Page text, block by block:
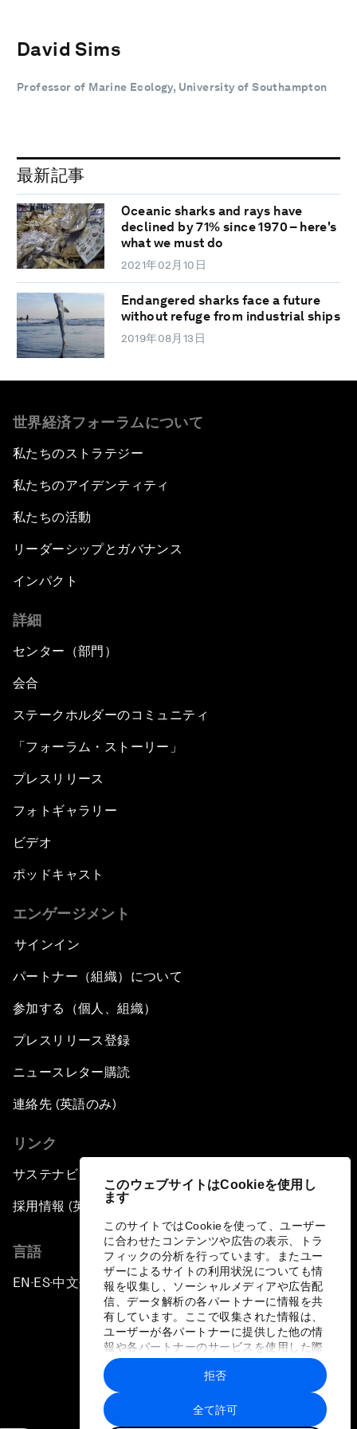
このウェブサイトはCookieを使用し
ます
このサイトではCookieを使って、ユーザー
に合わせたコンテンツや広告の表示、トラ
フィックの分析を行っています。またユー
ザーによるサイトの利用状況についても情
報を収集し、ソーシャルメディアや広告配
信、データ解析の各パートナーに情報を共
有しています。ここで収集された情報は、
ユーザーが各パートナーに提供した他の情
報や各パートナーのサービスを使用した際
に収集された情報と組み合わされ、各パー
トナーによって使用されることがありま
す。
全て許可
拒否
David Sims
Professor of Marine Ecology, University of Southampton
最新記事
Oceanic sharks and rays have
declined by 71% since 1970 – here's
what we must do
2021年02月10日
Endangered sharks face a future
without refuge from industrial ships
2019年08月13日
世界経済フォーラムについて
私たちのストラテジー
私たちのアイデンティティ
私たちの活動
リーダーシップとガバナンス
インパクト
詳細
センター（部門）
会合
ステークホルダーのコミュニティ
「フォーラム・ストーリー」
プレスリリース
フォトギャラリー
ビデオ
ポッドキャスト
エンゲージメント
サインイン
パートナー（組織）について
参加する（個人、組織）
プレスリリース登録
ニュースレター購読
連絡先 (英語のみ)
リンク
サステナビリティへの取り組み
採用情報 (英語のみ)
言語
EN ▪ES▪中文▪ 日本語
プライバシーポリシーと利用規約
サイトマップ